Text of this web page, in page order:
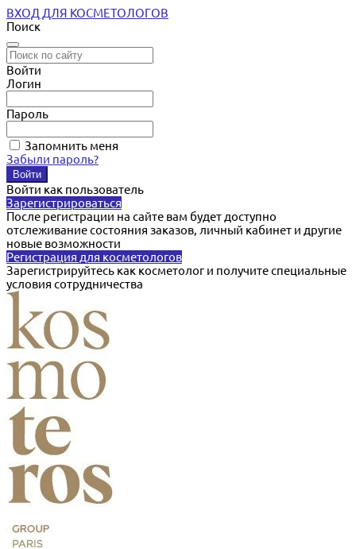
ВХОД ДЛЯ КОСМЕТОЛОГОВ
Поиск
Войти
Логин
Пароль
Запомнить меня
Забыли пароль?
Войти как пользователь
Зарегистрироваться
После регистрации на сайте вам будет доступно
отслеживание состояния заказов, личный кабинет и другие
новые возможности
Регистрация для косметологов
Зарегистрируйтесь как косметолог и получите специальные
условия сотрудничества